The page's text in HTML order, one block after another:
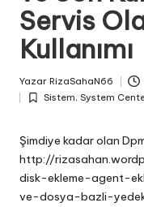
Servis
Kullanımı
by
Yazar RizaSahaN66
Posted
Sistem, System
Şimdiye kadar olan
http://
disk-ekleme-agent-
ve-dosya-bazli-